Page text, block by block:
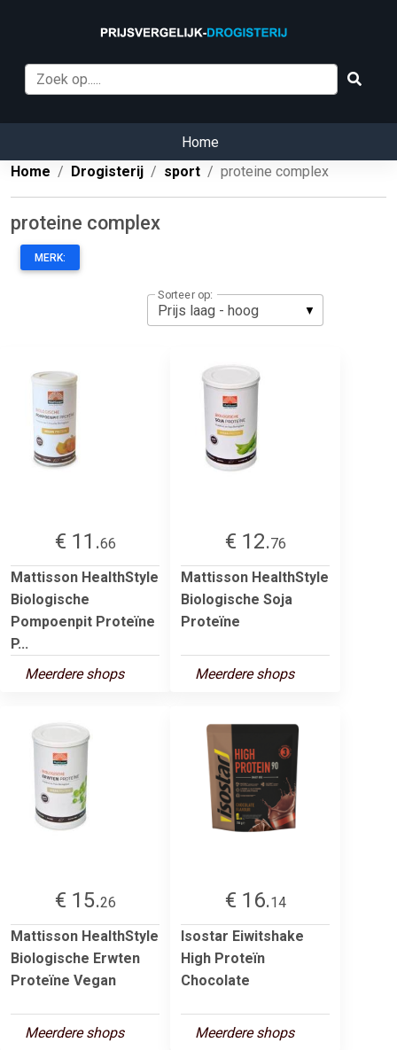
Home
Home
Drogisterij sport proteine complex
proteine complex
MERK:
Sorteer op:
€ 11.66
Mattisson HealthStyle
Biologische
Pompoenpit Proteïne
P...
Meerdere shops
€ 12.76
Mattisson HealthStyle
Biologische Soja
Proteïne
Meerdere shops
€ 15.26
Mattisson HealthStyle
Biologische Erwten
Proteïne Vegan
Meerdere shops
€ 16.14
Isostar Eiwitshake
High Proteïn
Chocolate
Meerdere shops